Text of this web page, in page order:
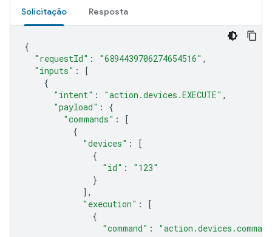
Solicitação Resposta
{
"requestId" : "6894439706274654516" ,
"inputs" :
[
{
"intent" : "action.devices.EXECUTE" ,
"payload" :
{
"commands" :
[
{
"devices" :
[
{
"id" :
"123"
}
],
"execution" :
[
{
"command" :